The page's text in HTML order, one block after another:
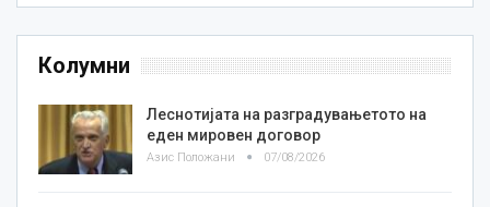
Колумни
Леснотијата на разградувањетото на
еден мировен договор
Азис Положани 07/08/2026